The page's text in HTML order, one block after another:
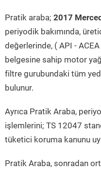
Pratik araba; 2017
periyodik bakımında,
değerlerinde, ( API -
belgesine sahip motor
filtre gurubundaki tüm
bulunur.
Ayrıca Pratik Araba,
işlemlerini; TS 12047
tüketici koruma kanunu
Pratik Araba, sonradan